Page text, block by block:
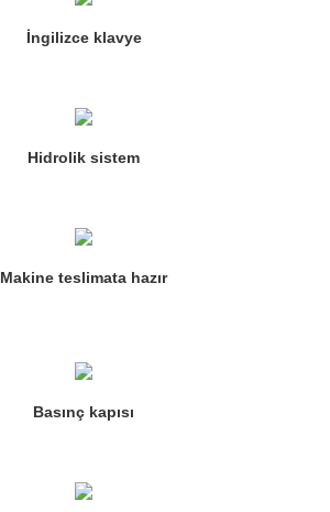
İngilizce klavye
Hidrolik sistem
Makine teslimata hazır
Basınç kapısı